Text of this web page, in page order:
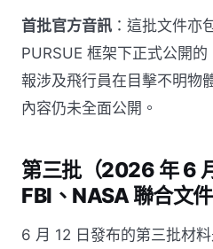
首批官方音訊 ：這批文件亦
PURSUE 框架下正式公開
報涉及飛行員在目擊不明物
內容仍未全面公開。
第三批（2026 年 6
FBI、NASA 聯合文件
6 月 12 日發布的第三批材